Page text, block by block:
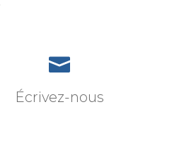

Écrivez-nous